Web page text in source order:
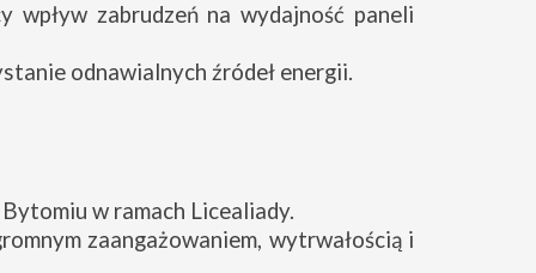
zabrudzeń na wydajność paneli
odnawialnych źródeł energii.
w ramach Licealiady.
zaangażowaniem, wytrwałością i